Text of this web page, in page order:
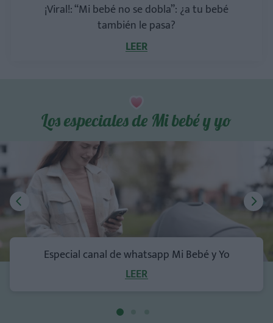
Los especiales de Mi bebé y yo
Especial canal de whatsapp Mi Bebé y Yo
LEER
¡Viral!: “Mi bebé no se dobla”: ¿a tu bebé
también le pasa?
LEER